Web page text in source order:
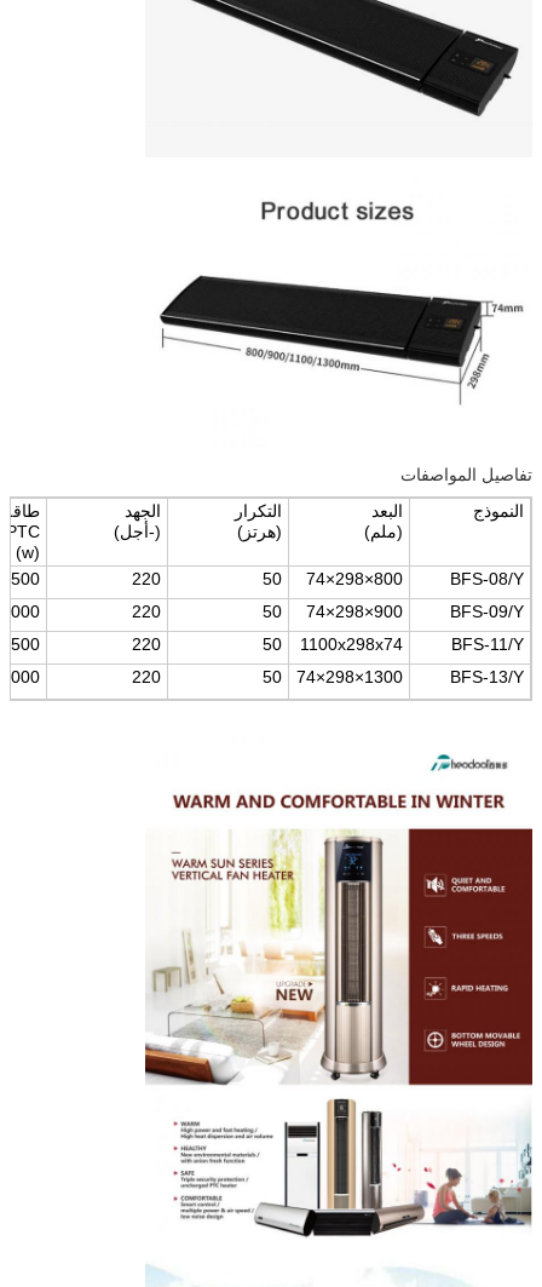
تفاصيل المواصفات
النموذج
البعد
(ملم)
التكرار
(هرتز )
الجهد
(-أجل)
PTC
(
w
)
BFS-08/Y
800×298×74
50
220
1500
BFS-09/Y
900×298×74
50
220
2000
BFS-11/Y
1100x298x74
50
220
2500
BFS-13/Y
1300×298×74
50
220
3000